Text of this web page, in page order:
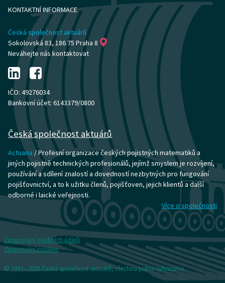
KONTAKTNÍ INFORMACE
Česká společnost aktuárů
Sokolovská 83, 186 75 Praha 8
Neváhejte nás kontaktovat
IČO: 49276034
Bankovní účet: 6143379/0800
Česká společnost aktuárů
Actuaria / Profesní organizace českých pojistných matematiků a
jiných pojistně technických profesionálů, jejímž smyslem je rozvíjení,
používání a sdílení znalostí a dovedností nezbytných pro fungování
pojišťovnictví, a to k užitku členů, pojišťoven, jejich klientů a další
odborné i laické veřejnosti.
Více o společnosti
Zpracování osobních údajů
Zpracování cookies
© 1992—2026 Česká společnost aktuárů, všechna práva vyhrazena